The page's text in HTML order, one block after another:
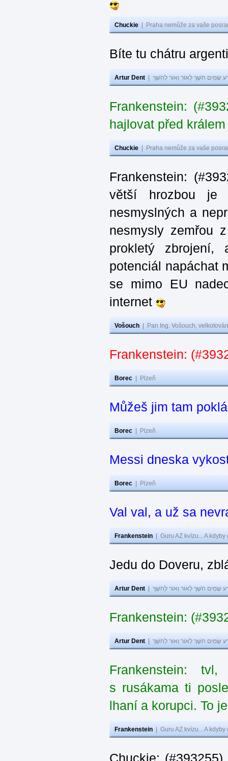
Chuckie Praha nemůže za vaše
Bíte tu chátru
Artur Dent שָׂמִים חֹשֶׁךְ לְאוֹר וְאוֹר לְחֹשֶׁךְ
Frankenstein:
hajlovat před
Chuckie Praha nemůže za vaše
Frankenstein:
větší hrozbou je
nesmyslných a
nesmysly zemřou
prokletý zbrojení,
potenciál napáchat
se mimo EU
internet
Vošouch Pan Ing. Vošouch,
Frankenstein:
Borec Plzeň
Můžeš jim tam
Borec Plzeň
Messi dneska
Borec Plzeň
Val val, a už sa
Frankenstein Guru AZ kvízu... A
Jedu do Doveru,
Artur Dent שָׂמִים חֹשֶׁךְ לְאוֹר וְאוֹר לְחֹשֶׁךְ
Frankenstein:
Artur Dent שָׂמִים חֹשֶׁךְ לְאוֹר וְאוֹר לְחֹשֶׁךְ
Frankenstein:
s rusákama ti
lhaní a korupci. To
Frankenstein Guru AZ kvízu... A
Chuckie: